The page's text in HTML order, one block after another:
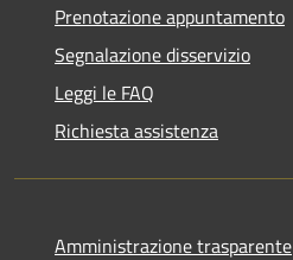
Prenotazione appuntamento
Segnalazione disservizio
Leggi le FAQ
Richiesta assistenza
Amministrazione trasparente